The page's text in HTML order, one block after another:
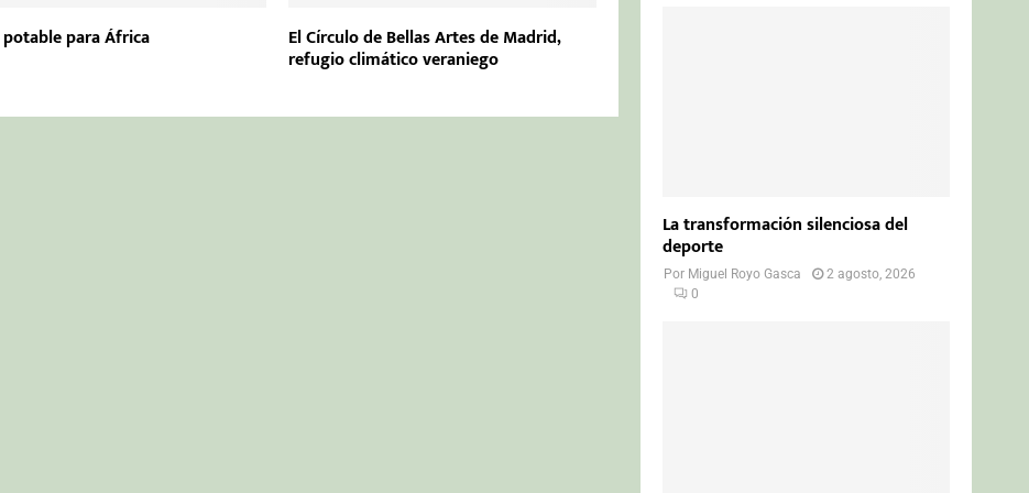
para África El Círculo de Bellas Artes de Madrid,
refugio climático veraniego
La transformación silenciosa del
deporte
Por Miguel Royo Gasca
2 agosto, 2026
0